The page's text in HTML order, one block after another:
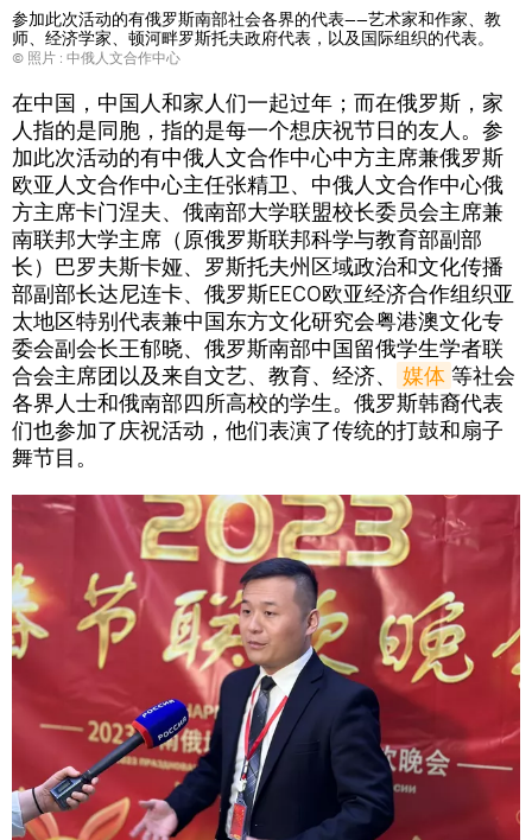
参加此次活动的有俄罗斯南部社会各界的代表——艺术家和作家、教
师、经济学家、顿河畔罗斯托夫政府代表，以及国际组织的代表。
© 照片 : 中俄人文合作中心
在中国，中国人和家人们一起过年；而在俄罗斯，家
人指的是同胞，指的是每一个想庆祝节日的友人。参
加此次活动的有中俄人文合作中心中方主席兼俄罗斯
欧亚人文合作中心主任张精卫、中俄人文合作中心俄
方主席卡门涅夫、俄南部大学联盟校长委员会主席兼
南联邦大学主席（原俄罗斯联邦科学与教育部副部
长）巴罗夫斯卡娅、罗斯托夫州区域政治和文化传播
部副部长达尼连卡、俄罗斯EECO欧亚经济合作组织亚
太地区特别代表兼中国东方文化研究会粤港澳文化专
委会副会长王郁晓、俄罗斯南部中国留俄学生学者联
合会主席团以及来自文艺、教育、经济、
媒体 等社会
各界人士和俄南部四所高校的学生。俄罗斯韩裔代表
们也参加了庆祝活动，他们表演了传统的打鼓和扇子
舞节目。